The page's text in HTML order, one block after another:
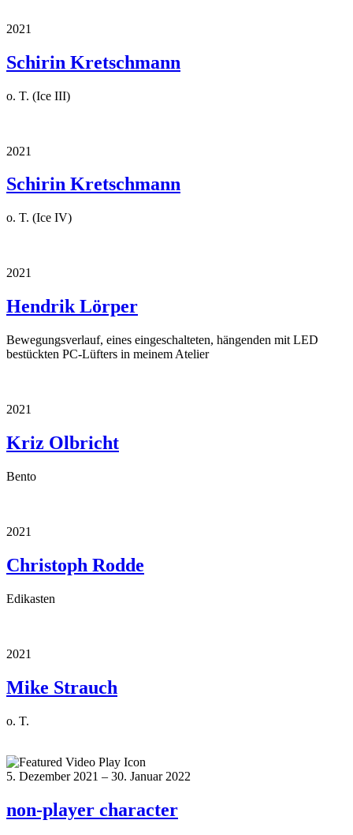
2021
Schirin Kretschmann
o. T. (Ice III)
2021
Schirin Kretschmann
o. T. (Ice IV)
2021
Hendrik Lörper
Bewegungsverlauf, eines eingeschalteten, hängenden mit LED
bestückten PC-Lüfters in meinem Atelier
2021
Kriz Olbricht
Bento
2021
Christoph Rodde
Edikasten
2021
Mike Strauch
o. T.
5. Dezember 2021 – 30. Januar 2022
non-player character